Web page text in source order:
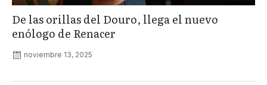
De las orillas del Douro, llega el nuevo
enólogo de Renacer
noviembre 13, 2025